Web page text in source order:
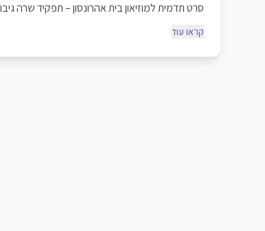
סרט תדמית למוזיאון בית אהרונסון – תפקיד שרה
קראו עוד